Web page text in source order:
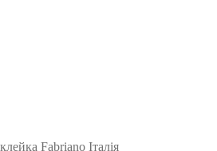
Fabriano Італія